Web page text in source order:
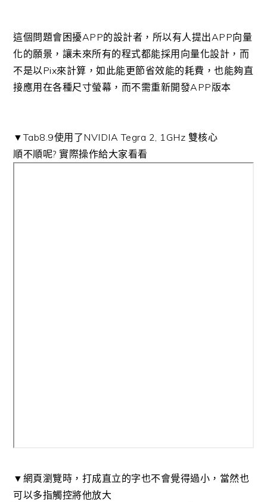
這個問題會困擾APP的設計者，所以有人提出APP向量
化的願景，讓未來所有的程式都能採用向量化設計，而
不是以Pix來計算，如此能更節省效能的耗費，也能夠直
接應用在各種尺寸螢幕，而不需重新開發APP版本
▼Tab8.9使用了NVIDIA Tegra 2, 1GHz 雙核心
順不順呢? 實際操作給大家看看
▼網頁瀏覽時，打成直立的字也不會覺得過小，當然也
可以多指觸控將他放大